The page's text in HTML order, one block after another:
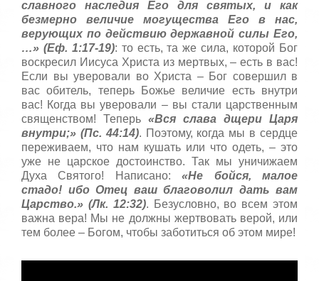
славного наследия Его для святых, и как
безмерно величие могущества Его в нас,
верующих по действию державной силы Его,
…» (Еф. 1:17-19): то есть, та же сила, которой Бог
воскресил Иисуса Христа из мертвых, – есть в вас!
Если вы уверовали во Христа – Бог совершил в
вас обитель, теперь Божье величие есть внутри
вас! Когда вы уверовали – вы стали царственным
священством! Теперь «Вся слава дщери Царя
внутри;» (Пс. 44:14). Поэтому, когда мы в сердце
переживаем, что нам кушать или что одеть, – это
уже не царское достоинство. Так мы уничижаем
Духа Святого! Написано:«Не бойся, малое
стадо! ибо Отец ваш благоволил дать вам
Царство.» (Лк. 12:32). Безусловно, во всем этом
важна вера! Мы не должны жертвовать верой, или
тем более – Богом, чтобы заботиться об этом мире!